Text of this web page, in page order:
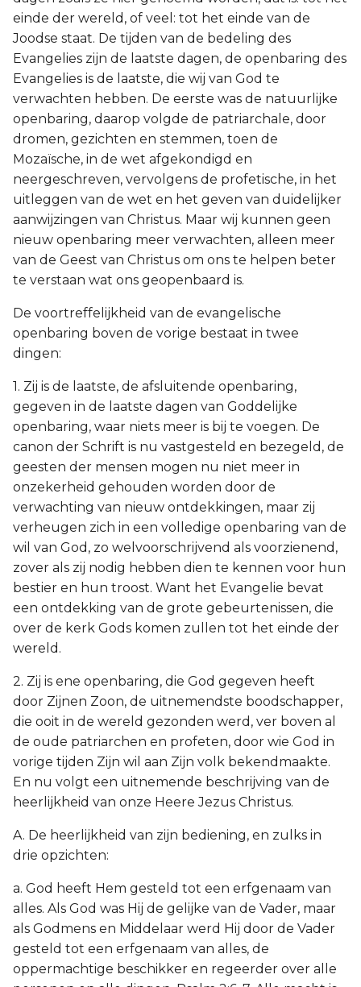
einde der wereld, of veel: tot het einde van de
Joodse staat. De tijden van de bedeling des
Evangelies zijn de laatste dagen, de openbaring des
Evangelies is de laatste, die wij van God te
verwachten hebben. De eerste was de natuurlijke
openbaring, daarop volgde de patriarchale, door
dromen, gezichten en stemmen, toen de
Mozaïsche, in de wet afgekondigd en
neergeschreven, vervolgens de profetische, in het
uitleggen van de wet en het geven van duidelijker
aanwijzingen van Christus. Maar wij kunnen geen
nieuw openbaring meer verwachten, alleen meer
van de Geest van Christus om ons te helpen beter
te verstaan wat ons geopenbaard is.
De voortreffelijkheid van de evangelische
openbaring boven de vorige bestaat in twee
dingen:
1. Zij is de laatste, de afsluitende openbaring,
gegeven in de laatste dagen van Goddelijke
openbaring, waar niets meer is bij te voegen. De
canon der Schrift is nu vastgesteld en bezegeld, de
geesten der mensen mogen nu niet meer in
onzekerheid gehouden worden door de
verwachting van nieuw ontdekkingen, maar zij
verheugen zich in een volledige openbaring van de
wil van God, zo welvoorschrijvend als voorzienend,
zover als zij nodig hebben dien te kennen voor hun
bestier en hun troost. Want het Evangelie bevat
een ontdekking van de grote gebeurtenissen, die
over de kerk Gods komen zullen tot het einde der
wereld.
2. Zij is ene openbaring, die God gegeven heeft
door Zijnen Zoon, de uitnemendste boodschapper,
die ooit in de wereld gezonden werd, ver boven al
de oude patriarchen en profeten, door wie God in
vorige tijden Zijn wil aan Zijn volk bekendmaakte.
En nu volgt een uitnemende beschrijving van de
heerlijkheid van onze Heere Jezus Christus.
A. De heerlijkheid van zijn bediening, en zulks in
drie opzichten:
a. God heeft Hem gesteld tot een erfgenaam van
alles. Als God was Hij de gelijke van de Vader, maar
als Godmens en Middelaar werd Hij door de Vader
gesteld tot een erfgenaam van alles, de
oppermachtige beschikker en regeerder over alle